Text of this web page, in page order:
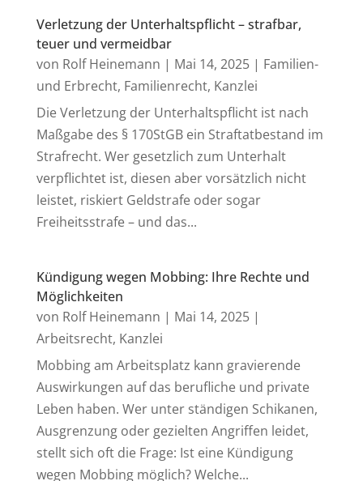
Verletzung der Unterhaltspflicht – strafbar,
teuer und vermeidbar
von Rolf Heinemann | Mai 14, 2025| Familien-
und Erbrecht, Familienrecht, Kanzlei
Die Verletzung der Unterhaltspflicht ist nach
Maßgabe des § 170StGB ein Straftatbestand im
Strafrecht. Wer gesetzlich zum Unterhalt
verpflichtet ist, diesen aber vorsätzlich nicht
leistet, riskiert Geldstrafe oder sogar
Freiheitsstrafe – und das...
Kündigung wegen Mobbing: Ihre Rechte und
Möglichkeiten
von Rolf Heinemann | Mai 14, 2025|
Arbeitsrecht, Kanzlei
Mobbing am Arbeitsplatz kann gravierende
Auswirkungen auf das berufliche und private
Leben haben. Wer unter ständigen Schikanen,
Ausgrenzung oder gezielten Angriffen leidet,
stellt sich oft die Frage: Ist eine Kündigung
wegen Mobbing möglich? Welche...